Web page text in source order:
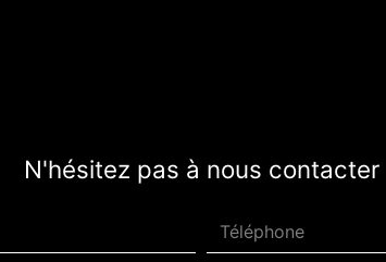
N'hésitez pas à nous contacter